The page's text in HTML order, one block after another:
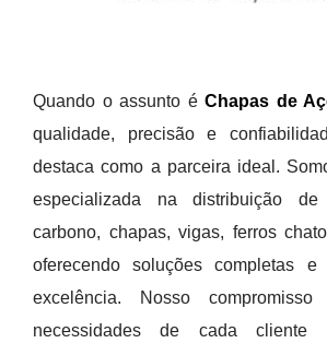
Quando o assunto é Chapas de
qualidade, precisão e
destaca como a parceira ideal.
especializada na distribuição
carbono, chapas, vigas, ferros
oferecendo soluções completas e
excelência. Nosso
necessidades de cada cliente